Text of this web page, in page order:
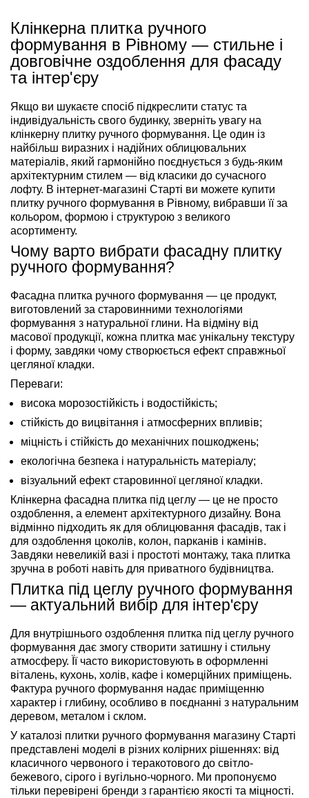
Клінкерна плитка ручного
формування в Рівному — стильне і
довговічне оздоблення для фасаду
та інтер'єру
Якщо ви шукаєте спосіб підкреслити статус та
індивідуальність свого будинку, зверніть увагу на
клінкерну плитку ручного формування. Це один із
найбільш виразних і надійних облицювальних
матеріалів, який гармонійно поєднується з будь-яким
архітектурним стилем — від класики до сучасного
лофту. В інтернет-магазині Старті ви можете купити
плитку ручного формування в Рівному, вибравши її за
кольором, формою і структурою з великого
асортименту.
Чому варто вибрати фасадну плитку
ручного формування?
Фасадна плитка ручного формування — це продукт,
виготовлений за старовинними технологіями
формування з натуральної глини. На відміну від
масової продукції, кожна плитка має унікальну текстуру
і форму, завдяки чому створюється ефект справжньої
цегляної кладки.
Переваги:
висока морозостійкість і водостійкість;
стійкість до вицвітання і атмосферних впливів;
міцність і стійкість до механічних пошкоджень;
екологічна безпека і натуральність матеріалу;
візуальний ефект старовинної цегляної кладки.
Клінкерна фасадна плитка під цеглу — це не просто
оздоблення, а елемент архітектурного дизайну. Вона
відмінно підходить як для облицювання фасадів, так і
для оздоблення цоколів, колон, парканів і камінів.
Завдяки невеликій вазі і простоті монтажу, така плитка
зручна в роботі навіть для приватного будівництва.
Плитка під цеглу ручного формування
— актуальний вибір для інтер'єру
Для внутрішнього оздоблення плитка під цеглу ручного
формування дає змогу створити затишну і стильну
атмосферу. Її часто використовують в оформленні
віталень, кухонь, холів, кафе і комерційних приміщень.
Фактура ручного формування надає приміщенню
характер і глибину, особливо в поєднанні з натуральним
деревом, металом і склом.
У каталозі плитки ручного формування магазину Старті
представлені моделі в різних колірних рішеннях: від
класичного червоного і теракотового до світло-
бежевого, сірого і вугільно-чорного. Ми пропонуємо
тільки перевірені бренди з гарантією якості та міцності.